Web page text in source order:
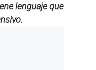
lenguaje que